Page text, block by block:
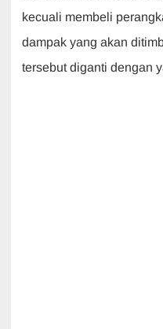
kecuali membeli
dampak yang akan
tersebut diganti dengan